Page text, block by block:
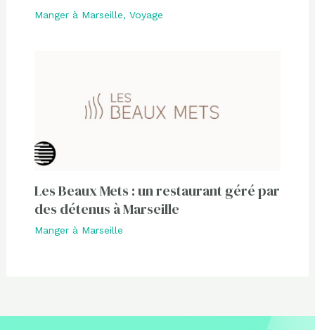
Manger à Marseille, Voyage
Les Beaux Mets : un restaurant géré par
des détenus à Marseille
Manger à Marseille